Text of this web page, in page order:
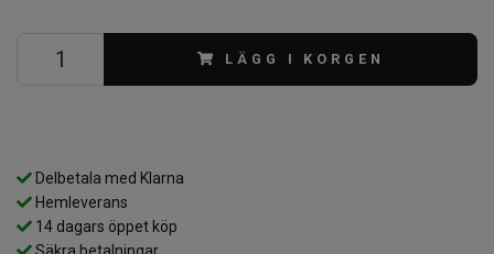
LÄGG I KORGEN
Delbetala med Klarna
Hemleverans
14 dagars öppet köp